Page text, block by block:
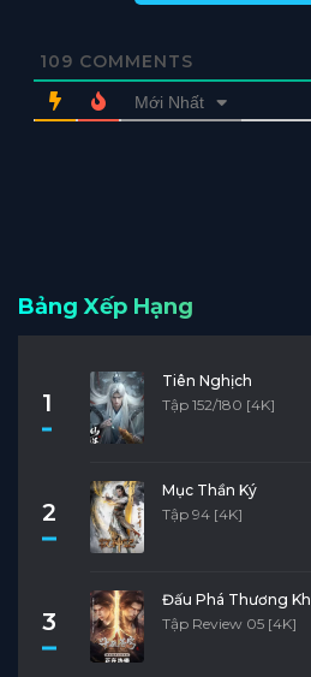
109 COMMENTS
Mới Nhất
Bảng Xếp Hạng
1
Tiên Nghịch
Tập 152/180 [4K]
2
Mục Thần Ký
Tập 94 [4K]
3
Đấu Phá Thương
Tập Review 05 [4K]